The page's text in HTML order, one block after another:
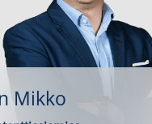
Mikko